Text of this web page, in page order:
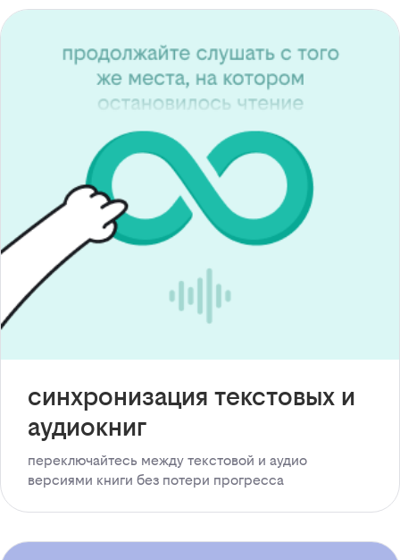
синхронизация текстовых и
аудиокниг
переключайтесь между текстовой и аудио
версиями книги без потери прогресса